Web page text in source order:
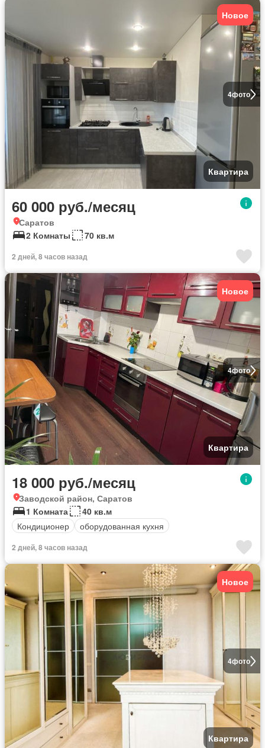
4фото
Новое
Квартира
60 000 руб./месяц
Саратов
2 Комнаты
70 кв.м
2 дней, 8 часов назад
4фото
Новое
Квартира
18 000 руб./месяц
Заводской район, Саратов
1 Комната
40 кв.м
Кондиционер
оборудованная кухня
2 дней, 8 часов назад
4фото
Новое
Квартира